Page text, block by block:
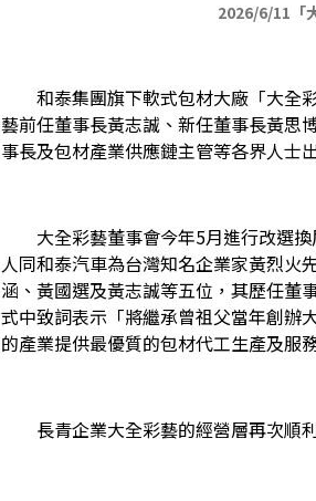
2026/6/11「
和泰集團旗下軟式包材大廠「大全彩
藝前任董事長黃志誠、新任董事長黃思
事長及包材產業供應鏈主管等各界人士
大全彩藝董事會今年5月進行改選換
人同和泰汽車為台灣知名企業家黃烈火
涵、黃國選及黃志誠等五位，其歷任董
式中致詞表示「將繼承曾祖父當年創辦
的產業提供最優質的包材代工生產及服
長青企業大全彩藝的經營層再次順利